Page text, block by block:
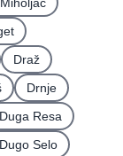
Draž
Drnje
Duga Resa
Dugo Selo